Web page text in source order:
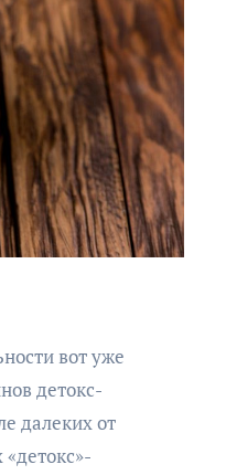
вот уже
детокс-
далеких от